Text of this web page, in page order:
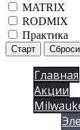
MATRIX
RODMIX
Практика
Старт
Главная
Акции